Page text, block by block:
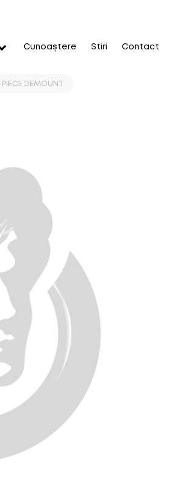
Cunoaștere Stiri Contact
DEMOUNT